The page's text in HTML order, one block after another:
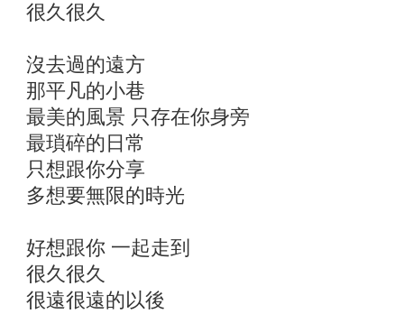
很久很久
沒去過的遠方
那平凡的小巷
最美的風景 只存在你身旁
最瑣碎的日常
只想跟你分享
多想要無限的時光
好想跟你 一起走到
很久很久
很遠很遠的以後